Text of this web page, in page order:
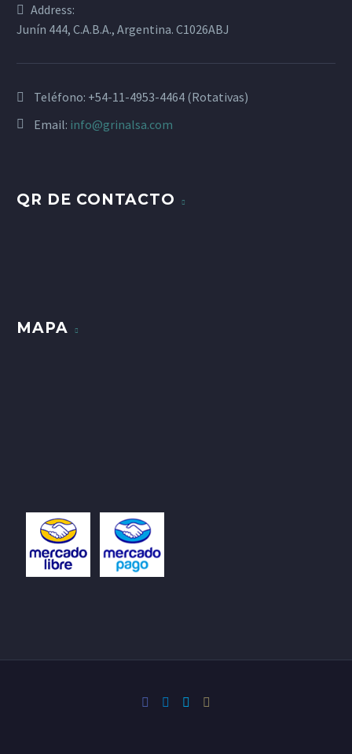
Address:
Junín 444, C.A.B.A., Argentina. C1026ABJ
Teléfono: +54-11-4953-4464 (Rotativas)
Email: info@grinalsa.com
QR DE CONTACTO
MAPA